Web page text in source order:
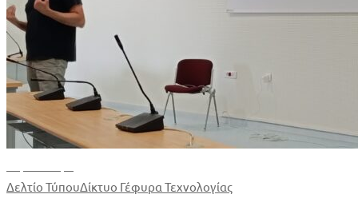
Δελτίο ΤύπουΔίκτυο Γέφυρα Τεχνολογίας